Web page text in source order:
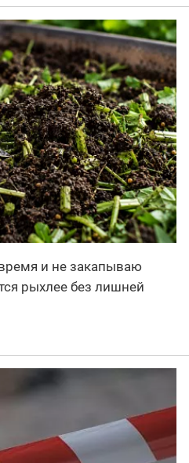
и не закапываю
рыхлее без лишней